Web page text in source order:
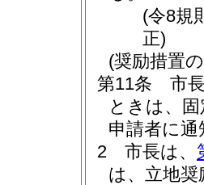
(令8規
正)
(奨励措置
第11条
市
ときは、
申請者に
2
市長は、
は、立地奨